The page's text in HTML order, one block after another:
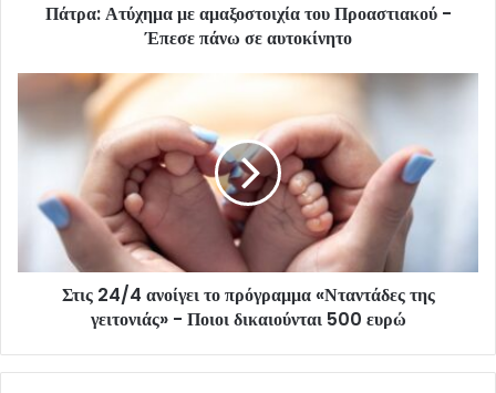
Πάτρα: Ατύχημα με αμαξοστοιχία του Προαστιακού -
Έπεσε πάνω σε αυτοκίνητο
Στις 24/4 ανοίγει το πρόγραμμα «Νταντάδες της
γειτονιάς» - Ποιοι δικαιούνται 500 ευρώ